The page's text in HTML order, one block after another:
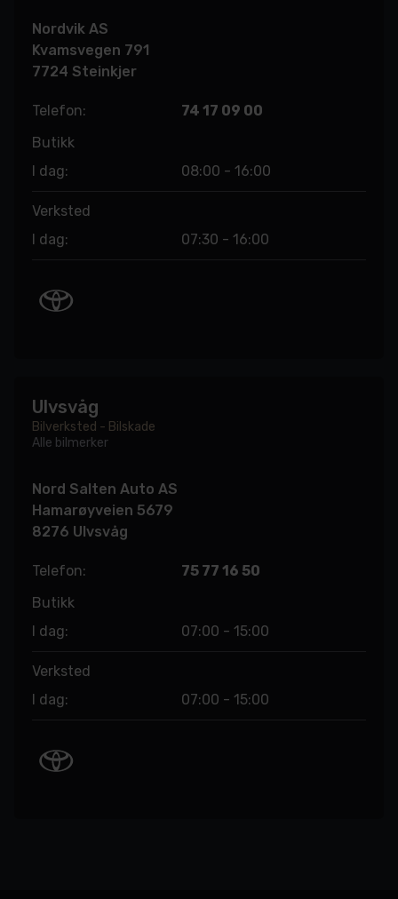
Nordvik AS
Kvamsvegen 791
7724 Steinkjer
Telefon:
74 17 09 00
Butikk
I dag:
08:00 - 16:00
Verksted
I dag:
07:30 - 16:00
Ulvsvåg
Bilverksted - Bilskade
Alle bilmerker
Nord Salten Auto AS
Hamarøyveien 5679
8276 Ulvsvåg
Telefon:
75 77 16 50
Butikk
I dag:
07:00 - 15:00
Verksted
I dag:
07:00 - 15:00